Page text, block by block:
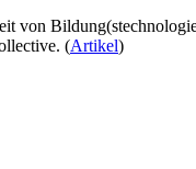
von
(Artikel)